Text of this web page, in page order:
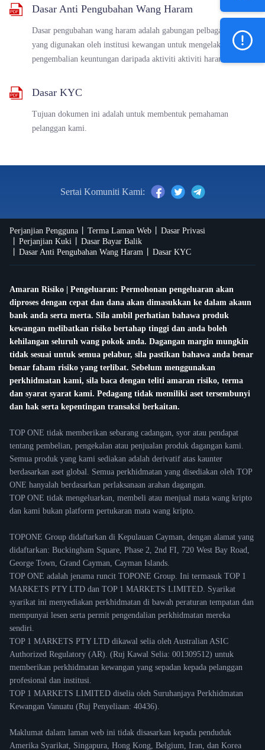
Dasar Anti Pengubahan Wang Haram
Dasar pengubahan wang haram adalah gabungan pelbagai langkah
yang digunakan oleh institusi kewangan untuk mengelakkan
pengembalian keuntungan daripada aktiviti aktiviti haram.
Dasar KYC
Tujuan dokumen ini adalah untuk membentuk pemahaman
pelanggan kami.
Sertai Komuniti Kami:
Perjanjian Pengguna Terma Laman Web
Dasar Privasi
Perjanjian Kuki
Dasar Bayar Balik
Dasar Anti Pengubahan Wang Haram
Dasar KYC
Amaran Risiko | Pengeluaran: Permohonan pengeluaran akan
diproses dengan cepat dan dana akan dimasukkan ke dalam akaun
bank anda serta merta. Sila ambil perhatian bahawa produk
kewangan melibatkan risiko bertahap tinggi dan anda boleh
kehilangan seluruh wang pokok anda. Dagangan margin mungkin
tidak sesuai untuk semua pelabur, sila pastikan bahawa anda benar
benar faham risiko yang terlibat. Sebelum menggunakan
perkhidmatan kami, sila baca dengan teliti amaran risiko, terma
dan syarat syarat kami. Pedagang tidak memiliki aset tersembunyi
dan hak serta kepentingan transaksi berkaitan.
TOP ONE tidak memberikan sebarang cadangan, syor atau pendapat
tentang pembelian, pengekalan atau penjualan produk dagangan kami.
Semua produk yang kami sediakan adalah derivatif atas kaunter
berdasarkan aset global. Semua perkhidmatan yang disediakan oleh TOP
ONE hanyalah berdasarkan perlaksanaan arahan dagangan.
TOP ONE tidak mengeluarkan, membeli atau menjual mata wang kripto
dan kami bukan platform pertukaran mata wang kripto.
TOPONE Group didaftarkan di Kepulauan Cayman, dengan alamat yang
didaftarkan: Buckingham Square, Phase 2, 2nd FI, 720 West Bay Road,
George Town, Grand Cayman, Cayman Islands.
TOP ONE adalah jenama runcit TOPONE Group. Ini termasuk TOP 1
MARKETS PTY LTD dan TOP 1 MARKETS LIMITED. Syarikat
syarikat ini menyediakan perkhidmatan di bawah peraturan tempatan dan
mempunyai lesen serta permit pengendalian perkhidmatan mereka
sendiri.
TOP 1 MARKETS PTY LTD dikawal selia oleh Australian ASIC
Authorized Regulatory (AR). (Ruj Kawal Selia: 001309512) untuk
memberikan perkhidmatan kewangan yang sepadan kepada pelanggan
profesional dan institusi.
TOP 1 MARKETS LIMITED diselia oleh Suruhanjaya Perkhidmatan
Kewangan Vanuatu (Ruj Penyeliaan: 40436).
Maklumat dalam laman web ini tidak disasarkan kepada penduduk
Amerika Syarikat, Singapura, Hong Kong, Belgium, Iran, dan Korea